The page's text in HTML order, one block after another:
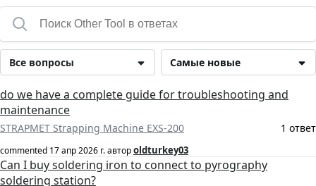
Самые новые
Все вопросы
do we have a complete guide for troubleshooting and
maintenance
STRAPMET Strapping Machine EXS-200 1 ответ
commented 17 апр 2026 г.авторoldturkey03
Can I buy soldering iron to connect to pyrography
soldering station?